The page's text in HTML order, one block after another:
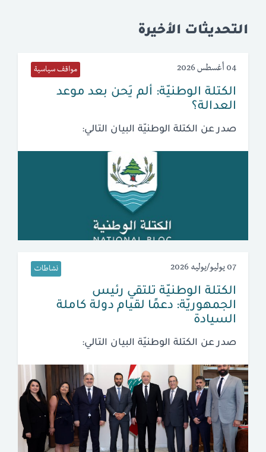
التحديثات الأخيرة
04 أغسطس 2026 مواقف سياسية
الكتلة الوطنيّة: ألم يَحن بعد موعد
العدالة؟
صدر عن الكتلة الوطنيّة البيان التالي:
07 يوليو/يوليه 2026 نشاطات
الكتلة الوطنيّة تلتقي رئيس
الجمهوريّة: دعمًا لقيام دولة كاملة
السيادة
صدر عن الكتلة الوطنيّة البيان التالي: